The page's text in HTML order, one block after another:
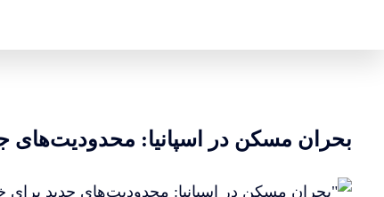
بحران مسکن در اسپانیا: